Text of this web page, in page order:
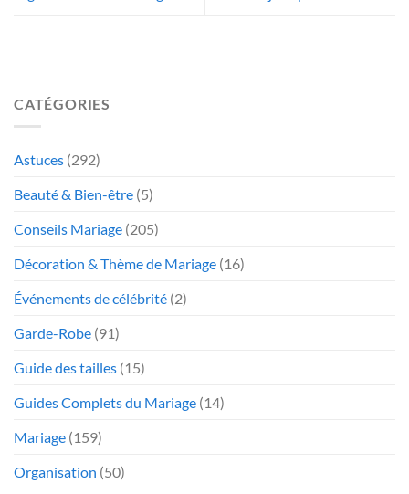
CATÉGORIES
Astuces (292)
Beauté & Bien-être (5)
Conseils Mariage (205)
Décoration & Thème de Mariage (16)
Événements de célébrité (2)
Garde-Robe (91)
Guide des tailles (15)
Guides Complets du Mariage (14)
Mariage (159)
Organisation (50)